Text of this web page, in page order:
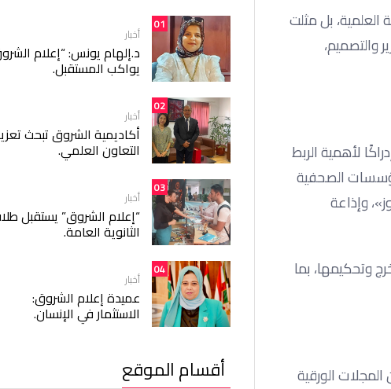
الدرجة العلمية، بل مثلت
والتصميم،
لأهمية الربط
الصحفية
وإذاعة
وتحكيمها، بما
المجلات الورقية
01
أخبار
د.إلهام يونس: “إعلام
يواكب المستقبل.
02
أخبار
أكاديمية الشروق تبحث
التعاون العلمي.
03
أخبار
“إعلام الشروق” يستقبل
الثانوية العامة.
04
أخبار
عميدة إعلام الشروق:
الاستثمار في الإنسان.
أقسام الموقع